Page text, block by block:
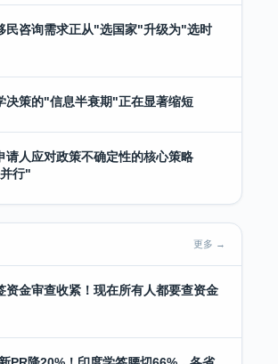
民咨询需求正从"选国家"升级为"选时
决策的"信息半衰期"正在显著缩短
请人应对政策不确定性的核心策略
行"
更多 →
资金审查收紧！现在所有人都要查资金